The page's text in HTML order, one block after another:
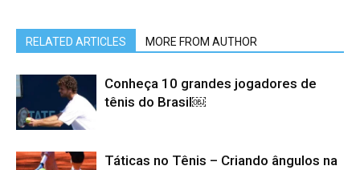
RELATED ARTICLES MORE FROM AUTHOR
Conheça 10 grandes jogadores de
tênis do Brasil￼
Táticas no Tênis – Criando ângulos na